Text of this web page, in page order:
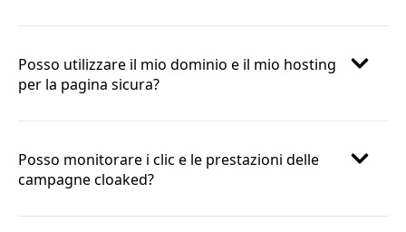
Posso utilizzare il mio dominio e il mio hosting
per la pagina sicura?
Posso monitorare i clic e le prestazioni delle
campagne cloaked?